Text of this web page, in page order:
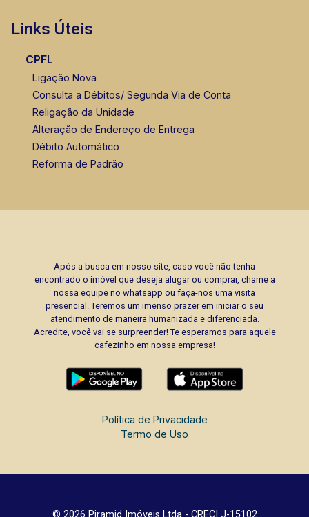
Links Úteis
CPFL
Ligação Nova
Consulta a Débitos/ Segunda Via de Conta
Religação da Unidade
Alteração de Endereço de Entrega
Débito Automático
Reforma de Padrão
Após a busca em nosso site, caso você não tenha
encontrado o imóvel que deseja alugar ou comprar, chame a
nossa equipe no whatsapp ou faça-nos uma visita
presencial. Teremos um imenso prazer em iniciar o seu
atendimento de maneira humanizada e diferenciada.
Acredite, você vai se surpreender! Te esperamos para aquele
cafezinho em nossa empresa!
Política de Privacidade
Termo de Uso
© 2026 Piramid Imóveis Ltda - CRECI J-15102